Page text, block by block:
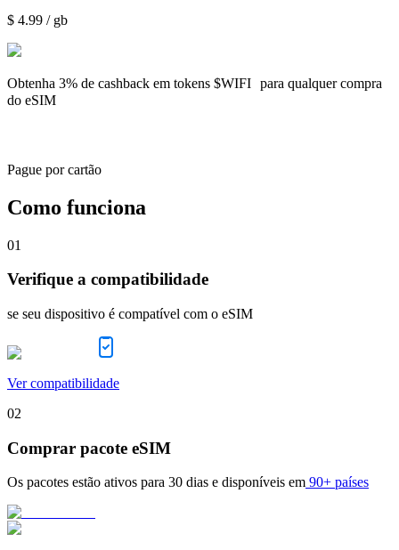
$ 4.99 / gb
Obtenha 3% de cashback em tokens $WIFI para qualquer compra
do eSIM
Pague por cartão
Como funciona
01
Verifique a compatibilidade
se seu dispositivo é compatível com o eSIM
Ver compatibilidade
02
Comprar pacote eSIM
Os pacotes estão ativos para 30 dias e disponíveis em 90+ países